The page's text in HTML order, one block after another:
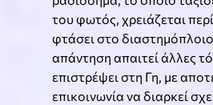
του φωτός, χρειάζεται
φτάσει στο
απάντηση απαιτεί άλλες
επιστρέψει στη Γη, με
επικοινωνία να διαρκεί